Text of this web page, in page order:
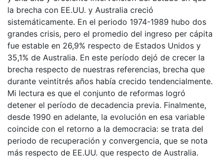
la brecha con EE.UU. y Australia creció
sistemáticamente. En el periodo 1974-1989 hubo dos
grandes crisis, pero el promedio del ingreso per cápita
fue estable en 26,9% respecto de Estados Unidos y
35,1% de Australia. En este período dejó de crecer la
brecha respecto de nuestras referencias, brecha que
durante veintitrés años había crecido tendencialmente.
Mi lectura es que el conjunto de reformas logró
detener el período de decadencia previa. Finalmente,
desde 1990 en adelante, la evolución en esa variable
coincide con el retorno a la democracia: se trata del
periodo de recuperación y convergencia, que se nota
más respecto de EE.UU. que respecto de Australia.